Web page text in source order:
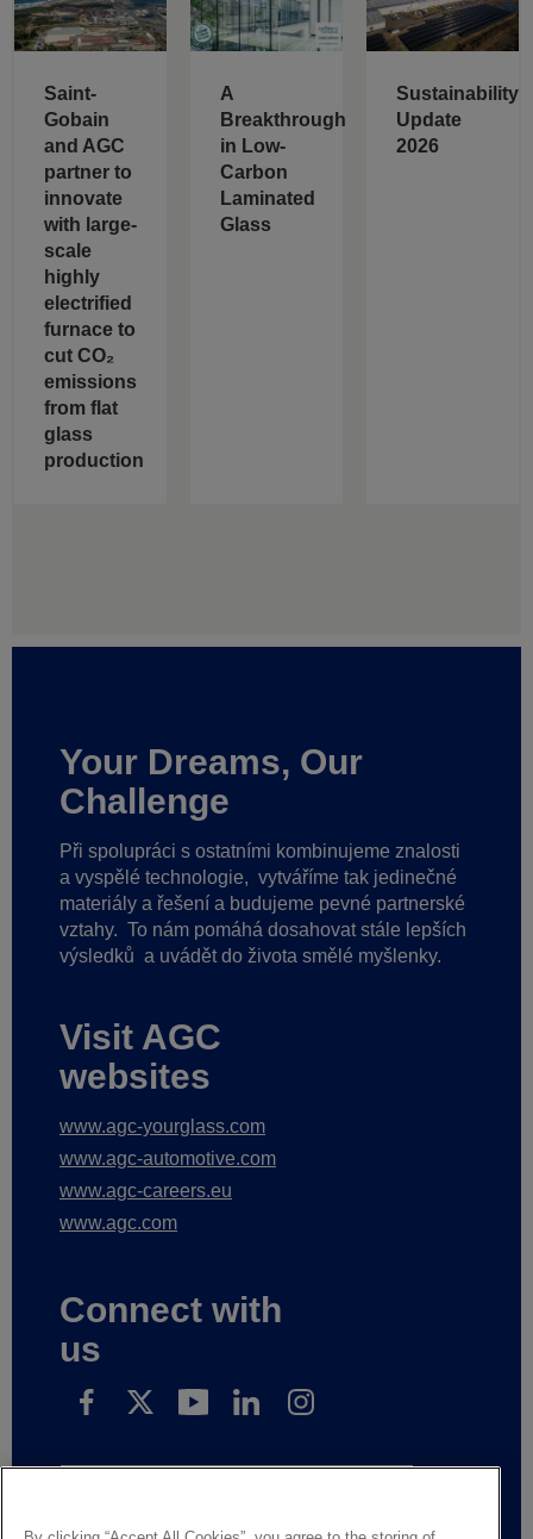
Saint-
Gobain
and AGC
partner to
innovate
with large-
scale
highly
electrified
furnace to
cut CO₂
emissions
from flat
glass
production
A
Breakthrough
in Low-
Carbon
Laminated
Glass
Sustainability
Update
2026
Your Dreams, Our
Challenge
Při spolupráci s ostatními kombinujeme znalosti
a vyspělé technologie, vytváříme tak jedinečné
materiály a řešení a budujeme pevné partnerské
vztahy. To nám pomáhá dosahovat stále lepších
výsledků a uvádět do života smělé myšlenky.
Visit AGC
websites
www.agc-yourglass.com
www.agc-automotive.com
www.agc-careers.eu
www.agc.com
Connect with
us